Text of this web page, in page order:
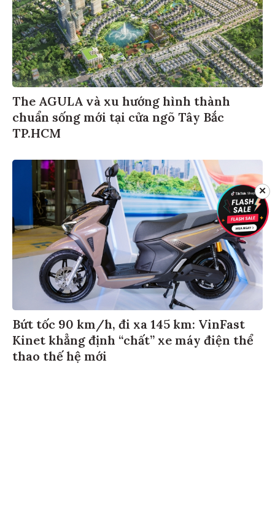
The AGULA và xu hướng hình thành
chuẩn sống mới tại cửa ngõ Tây Bắc
TP.HCM
Bứt tốc 90 km/h, đi xa 145 km: VinFast
Kinet khẳng định “chất” xe máy điện thể
thao thế hệ mới
✕